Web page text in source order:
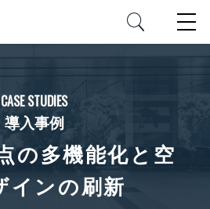
CASE STUDIES
導入事例
の多機能化と空
インの刷新